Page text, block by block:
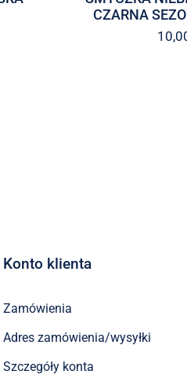
CZARNA
Konto klienta
Zamówienia
Adres zamówienia/wysyłki
Szczegóły konta